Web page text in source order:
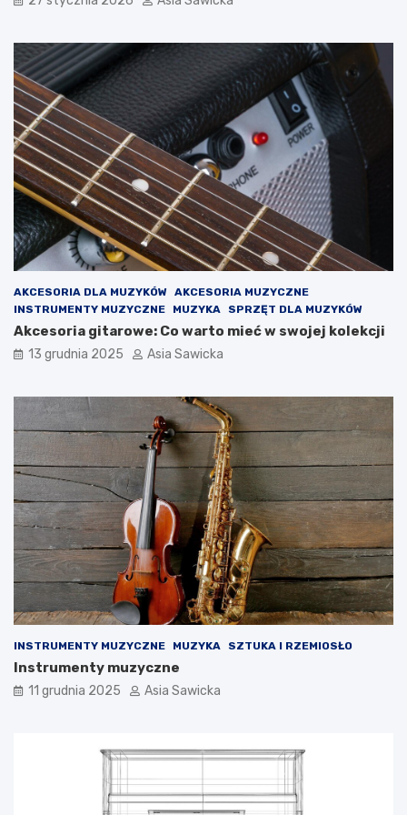
a
a
c
h
o
n
l
i
n
e
t
g
o
n
i
e
w
i
e
d
z
a
ł
e
o
t
y
c
k
n
a
c
h
m
u
y
AKCESORIA DLA MUZYKÓW AKCESORIA MUZYCZNE
INSTRUMENTY MUZYCZNE
MUZYKA SPRZĘT DLA MUZYKÓW
Akcesoria gitarowe: Co warto mieć w swojej kolekcji
13 grudnia 2025 Asia Sawicka
INSTRUMENTY MUZYCZNE MUZYKA SZTUKA I RZEMIOSŁO
Instrumenty muzyczne
11 grudnia 2025 Asia Sawicka